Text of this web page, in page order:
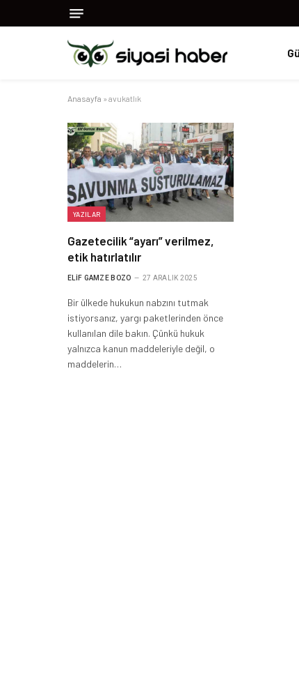
Anasayfa » avukatlık
YAZILAR
Gazetecilik “ayarı” verilmez,
etik hatırlatılır
ELIF GAMZE BOZO 27 ARALIK 2025
Bir ülkede hukukun nabzını tutmak
istiyorsanız, yargı paketlerinden önce
kullanılan dile bakın. Çünkü hukuk
yalnızca kanun maddeleriyle değil, o
maddelerin…